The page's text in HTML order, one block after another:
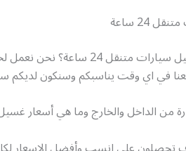
ساعة
هل تريد خدمات غسيل سيارات
في اي وقت يناسبكم وسنكون لديكم
من الداخل والخارج وما هي أسعار